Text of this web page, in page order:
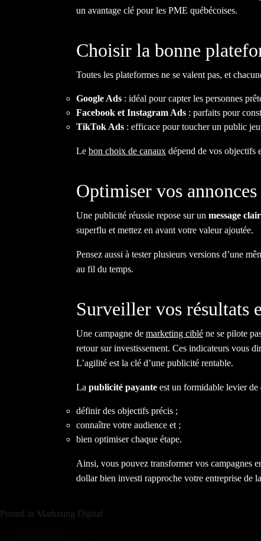
un avantage clé pour les PME québécoises.
Choisir la bonne
Toutes les plateformes ne se valent pas, et
Google Ads : idéal pour capter les personnes
Facebook et Instagram Ads : parfaits pour
TikTok Ads : efficace pour toucher un public
Le bon choix de canaux dépend de vos objectifs
Optimiser vos
Une publicité réussie repose sur un message
superflu et mettez en avant votre valeur ajoutée.
Pensez aussi à tester plusieurs versions d’une
au fil du temps.
Surveiller vos résultats
Une campagne de marketing ciblé ne se pilote
retour sur investissement. Ces indicateurs vous
L’agilité est la clé d’une publicité rentable.
La publicité payante est un formidable levier
définir des objectifs précis ;
connaître votre audience et ;
bien optimiser chaque étape.
Ainsi, vous pouvez transformer vos campagnes
dollar bien investi rapproche votre entreprise de
Posted in Marketing Digital